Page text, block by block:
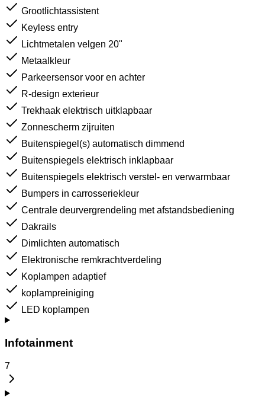
Grootlichtassistent
Keyless entry
Lichtmetalen velgen 20"
Metaalkleur
Parkeersensor voor en achter
R-design exterieur
Trekhaak elektrisch uitklapbaar
Zonnescherm zijruiten
Buitenspiegel(s) automatisch dimmend
Buitenspiegels elektrisch inklapbaar
Buitenspiegels elektrisch verstel- en verwarmbaar
Bumpers in carrosseriekleur
Centrale deurvergrendeling met afstandsbediening
Dakrails
Dimlichten automatisch
Elektronische remkrachtverdeling
Koplampen adaptief
koplampreiniging
LED koplampen
Infotainment
7